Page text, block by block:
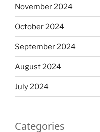
November 2024
October 2024
September 2024
August 2024
July 2024
Categories